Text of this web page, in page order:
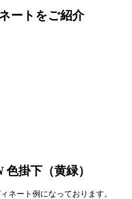
ートをご紹介
色掛下（黄緑）
ネート例になっております。